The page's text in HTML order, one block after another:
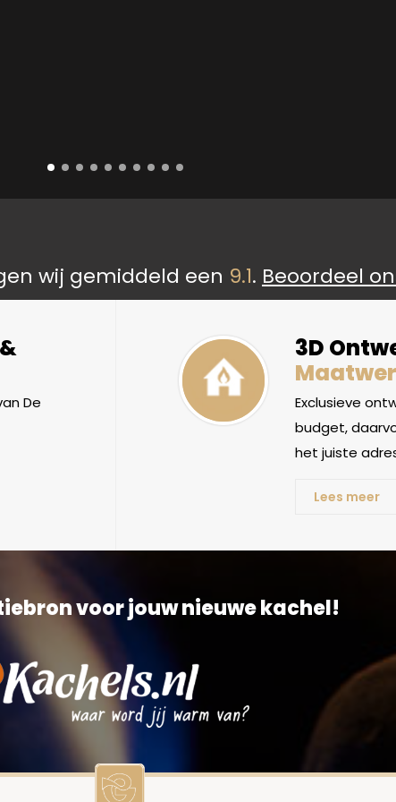
wij gemiddeld een 9.1. Beoordeel
&
De
3D
Exclusieve
budget,
het juiste
Lees meer
voor jouw nieuwe kachel!